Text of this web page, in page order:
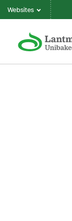
Websites